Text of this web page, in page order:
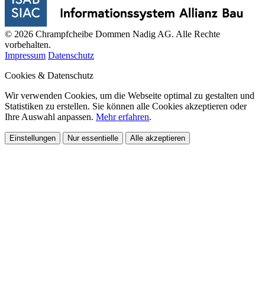
© 2026 Chrampfcheibe Dommen Nadig AG. Alle Rechte
vorbehalten.
Impressum Datenschutz
Cookies & Datenschutz
Wir verwenden Cookies, um die Webseite optimal zu gestalten und
Statistiken zu erstellen. Sie können alle Cookies akzeptieren oder
Ihre Auswahl anpassen. Mehr erfahren.
Einstellungen Nur essentielle Alle akzeptieren